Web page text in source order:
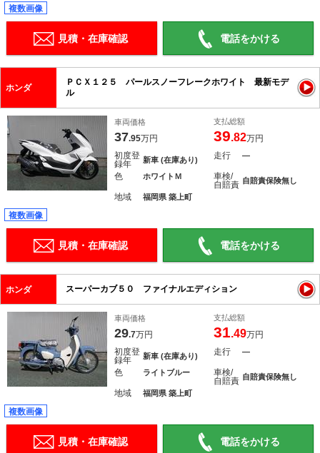
複数画像
見積・在庫確認 電話をかける
ホンダ
ＰＣＸ１２５ パールスノーフレークホワイト 最新モデ
ル
車両価格
37.95万円
支払総額
39.82万円
初度登
録年
新車 (在庫あり) 走行 ―
色 ホワイトＭ
車検/
自賠責 自賠責保険無し
地域 福岡県 築上町
複数画像
見積・在庫確認 電話をかける
ホンダ スーパーカブ５０ ファイナルエディション
車両価格
29.7万円
支払総額
31.49万円
初度登
録年
新車 (在庫あり) 走行 ―
色 ライトブルー
車検/
自賠責 自賠責保険無し
地域 福岡県 築上町
複数画像
見積・在庫確認 電話をかける